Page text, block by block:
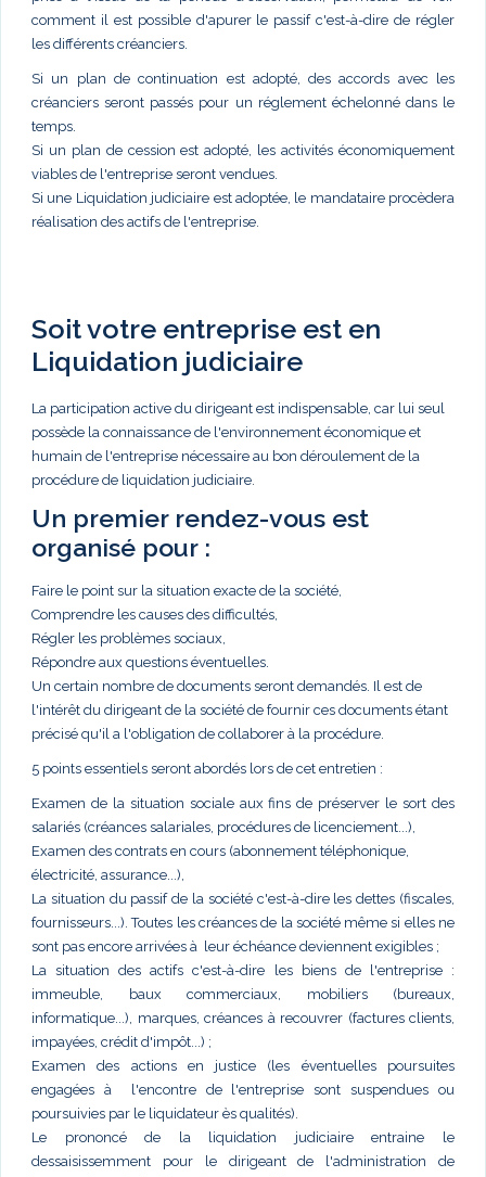
comment il est possible d'apurer le passif c'est-à-dire de régler
les différents créanciers.
Si un plan de continuation est adopté, des accords avec les
créanciers seront passés pour un réglement échelonné dans le
temps.
Si un plan de cession est adopté, les activités économiquement
viables de l'entreprise seront vendues.
Si une Liquidation judiciaire est adoptée, le mandataire procèdera
réalisation des actifs de l'entreprise.
Soit votre entreprise est en
Liquidation judiciaire
La participation active du dirigeant est indispensable, car lui seul
possède la connaissance de l'environnement économique et
humain de l'entreprise nécessaire au bon déroulement de la
procédure de liquidation judiciaire.
Un premier rendez-vous est
organisé pour :
Faire le point sur la situation exacte de la société,
Comprendre les causes des difficultés,
Régler les problèmes sociaux,
Répondre aux questions éventuelles.
Un certain nombre de documents seront demandés. Il est de
l'intérêt du dirigeant de la société de fournir ces documents étant
précisé qu'il a l'obligation de collaborer à la procédure.
5 points essentiels seront abordés lors de cet entretien :
Examen de la situation sociale aux fins de préserver le sort des
salariés (créances salariales, procédures de licenciement...),
Examen des contrats en cours (abonnement téléphonique,
électricité, assurance...),
La situation du passif de la société c'est-à-dire les dettes (fiscales,
fournisseurs...). Toutes les créances de la société même si elles ne
sont pas encore arrivées à leur échéance deviennent exigibles ;
La situation des actifs c'est-à-dire les biens de l'entreprise :
immeuble, baux commerciaux, mobiliers (bureaux,
informatique...), marques, créances à recouvrer (factures clients,
impayées, crédit d'impôt...) ;
Examen des actions en justice (les éventuelles poursuites
engagées à l'encontre de l'entreprise sont suspendues ou
poursuivies par le liquidateur ès qualités).
Le prononcé de la liquidation judiciaire entraine le
dessaisissemment pour le dirigeant de l'administration de